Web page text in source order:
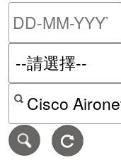
按關鍵字或